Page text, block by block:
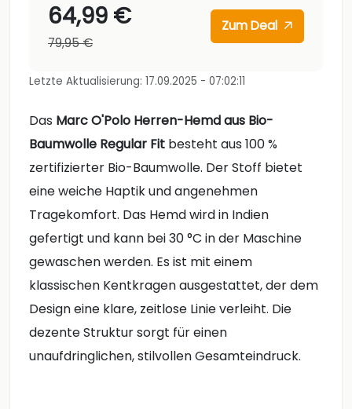
64,99 €
79,95 €
Zum Deal
Letzte Aktualisierung: 17.09.2025 - 07:02:11
Das Marc O'Polo Herren-Hemd aus Bio-
Baumwolle Regular Fit besteht aus 100 %
zertifizierter Bio-Baumwolle. Der Stoff bietet
eine weiche Haptik und angenehmen
Tragekomfort. Das Hemd wird in Indien
gefertigt und kann bei 30 °C in der Maschine
gewaschen werden. Es ist mit einem
klassischen Kentkragen ausgestattet, der dem
Design eine klare, zeitlose Linie verleiht. Die
dezente Struktur sorgt für einen
unaufdringlichen, stilvollen Gesamteindruck.